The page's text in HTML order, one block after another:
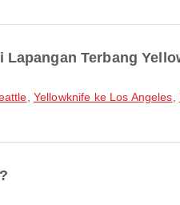
Terbang
Yellowknife ke Los Angeles